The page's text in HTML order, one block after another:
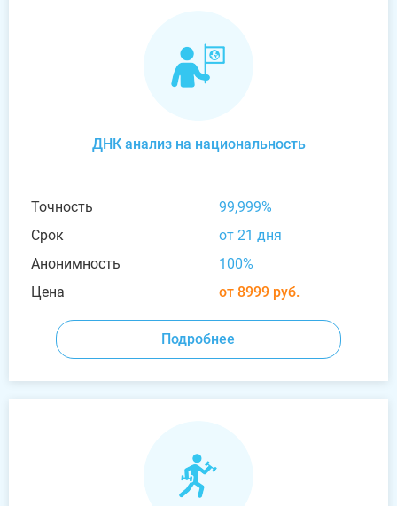
ДНК анализ на национальность
Точность
99,999%
Срок
от 21 дня
Анонимность
100%
Цена
от 8999 руб.
Подробнее